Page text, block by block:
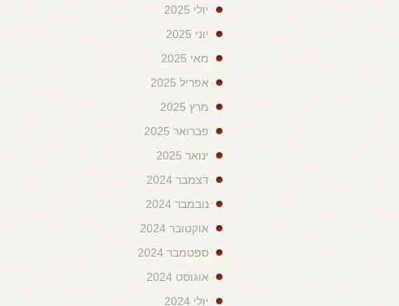
יולי 2025
יוני 2025
מאי 2025
אפריל 2025
מרץ 2025
פברואר 2025
ינואר 2025
דצמבר 2024
נובמבר 2024
אוקטובר 2024
ספטמבר 2024
אוגוסט 2024
יולי 2024